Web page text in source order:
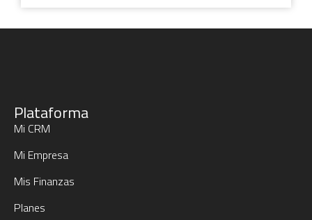
Plataforma
Mi CRM
Mi Empresa
Mis Finanzas
Planes